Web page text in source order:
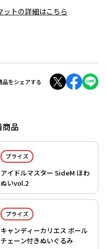
ットの詳細はこちら
品をシェアする
商品
プライズ
アイドルマスター SideM ほわ
ぬいvol.2
プライズ
キャンディーカリエス ボール
チェーン付きぬいぐるみ